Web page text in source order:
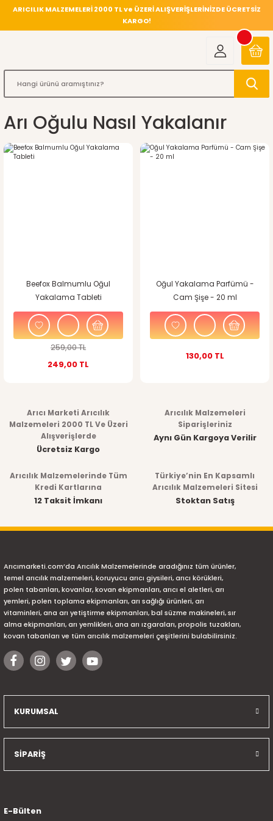
ARICILIK MALZEMELERİ 2000 TL ve ÜZERİ ALIŞVERİŞLERİNİZDE ÜCRETSİZ
KARGO!
Arı Oğulu Nasıl Yakalanır
%4
Beefox Balmumlu Oğul
Yakalama Tableti
259,00 TL
249,00 TL
Oğul Yakalama Parfümü -
Cam Şişe - 20 ml
130,00 TL
Arıcı Marketi Arıcılık
Malzemeleri 2000 TL Ve Üzeri
Alışverişlerde
Ücretsiz Kargo
Arıcılık Malzemeleri
Siparişleriniz
Aynı Gün Kargoya Verilir
Arıcılık Malzemelerinde Tüm
Kredi Kartlarına
12 Taksit İmkanı
Türkiye’nin En Kapsamlı
Arıcılık Malzemeleri Sitesi
Stoktan Satış
Arıcımarketi.com’da Arıcılık Malzemelerinde aradığınız tüm ürünler,
temel arıcılık malzemeleri, koruyucu arıcı giysileri, arıcı körükleri,
polen tabanları, kovanlar, kovan ekipmanları, arıcı el aletleri, arı
yemleri, polen toplama ekipmanları, arı sağlığı ürünleri, arı
vitaminleri, ana arı yetiştirme ekipmanları, bal süzme makineleri, sır
alma ekipmanları, arı yemlikleri, ana arı ızgaraları, propolis tuzakları,
kovan tabanları ve tüm arıcılık malzemeleri çeşitlerini bulabilirsiniz.
KURUMSAL
SİPARİŞ
E-Bülten